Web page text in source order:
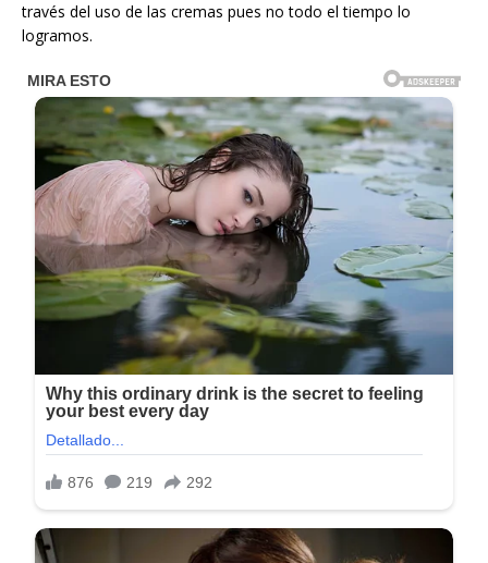
través del uso de las cremas pues no todo el tiempo lo
logramos.